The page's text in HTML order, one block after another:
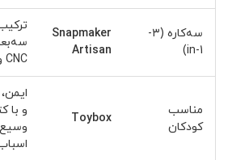
سه‌کاره (۳-
in-1)
Snapmaker
Artisan
CNC و لیزر
مناسب
کودکان
Toybox
و با
وسیع